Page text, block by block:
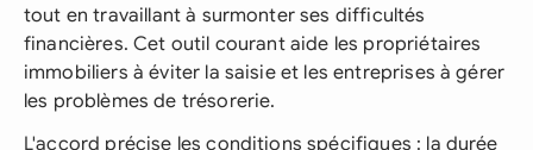
tout en travaillant à surmonter ses difficultés
financières. Cet outil courant aide les propriétaires
immobiliers à éviter la saisie et les entreprises à gérer
les problèmes de trésorerie.
L'accord précise les conditions spécifiques : la durée